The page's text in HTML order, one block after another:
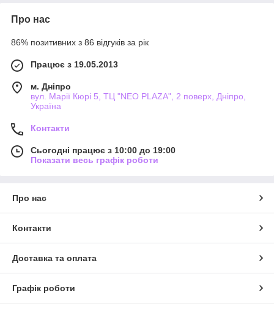
Про нас
86% позитивних з 86 відгуків за рік
Працює з 19.05.2013
м. Дніпро
вул. Марії Кюрі 5, ТЦ "NEO PLAZA", 2 поверх, Дніпро,
Україна
Контакти
Сьогодні працює з 10:00 до 19:00
Показати весь графік роботи
Про нас
Контакти
Доставка та оплата
Графік роботи